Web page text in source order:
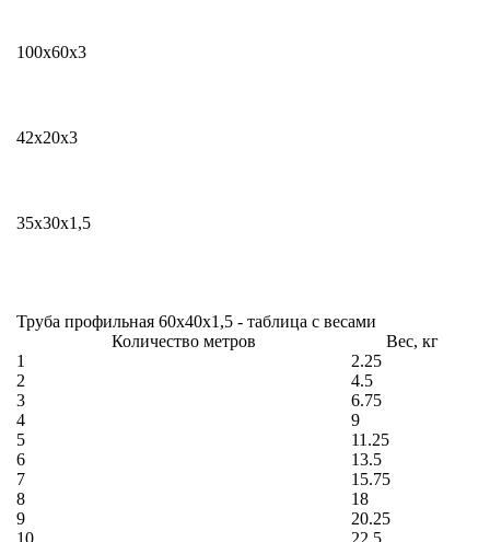
100x60х3
42x20х3
35x30х1,5
Труба профильная 60x40х1,5 - таблица с весами
Количество метров
Вес, кг
1
2.25
2
4.5
3
6.75
4
9
5
11.25
6
13.5
7
15.75
8
18
9
20.25
10
22.5